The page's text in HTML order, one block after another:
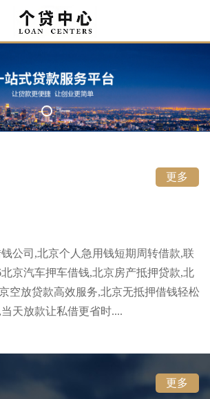
更多
公司,北京个人急用钱短期周转借款,联
北京汽车押车借钱,北京房产抵押贷款,北
空放贷款高效服务,北京无抵押借钱轻松
天放款让私借更省时....
更多